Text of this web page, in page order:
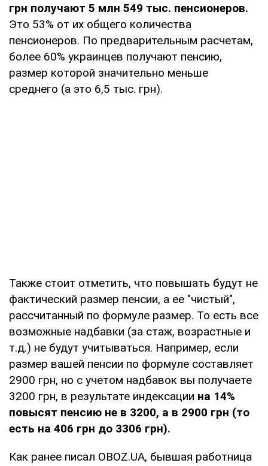
грн получают 5 млн 549 тыс. пенсионеров.
Это 53% от их общего количества
пенсионеров. По предварительным расчетам,
более 60% украинцев получают пенсию,
размер которой значительно меньше
среднего (а это 6,5 тыс. грн).
Также стоит отметить, что повышать будут не
фактический размер пенсии, а ее "чистый",
рассчитанный по формуле размер. То есть все
возможные надбавки (за стаж, возрастные и
т.д.) не будут учитываться. Например, если
размер вашей пенсии по формуле составляет
2900 грн, но с учетом надбавок вы получаете
3200 грн, в результате индексации на 14%
повысят пенсию не в 3200, а в 2900 грн (то
есть на 406 грн до 3306 грн).
Как ранее писал OBOZ.UA, бывшая работница